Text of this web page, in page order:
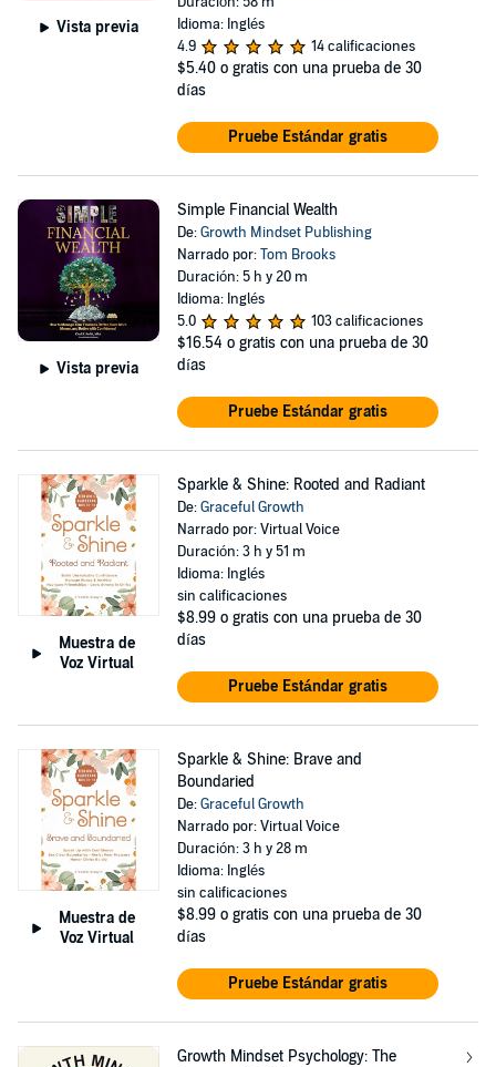
Vista previa
Idioma: Inglés
4.9
14 calificaciones
$5.40 o gratis con una prueba de 30
días
Pruebe Estándar gratis
Vista previa
Simple Financial Wealth
De:Growth Mindset Publishing
Narrado por:Tom Brooks
Duración: 5 h y 20 m
Idioma: Inglés
5.0
103 calificaciones
$16.54 o gratis con una prueba de 30
días
Pruebe Estándar gratis
Muestra de
Voz Virtual
Sparkle & Shine: Rooted and Radiant
De:Graceful Growth
Narrado por: Virtual Voice
Duración: 3 h y 51 m
Idioma: Inglés
sin calificaciones
$8.99 o gratis con una prueba de 30
días
Pruebe Estándar gratis
Muestra de
Voz Virtual
Sparkle & Shine: Brave and
Boundaried
De:Graceful Growth
Narrado por: Virtual Voice
Duración: 3 h y 28 m
Idioma: Inglés
sin calificaciones
$8.99 o gratis con una prueba de 30
días
Pruebe Estándar gratis
Growth Mindset Psychology: The